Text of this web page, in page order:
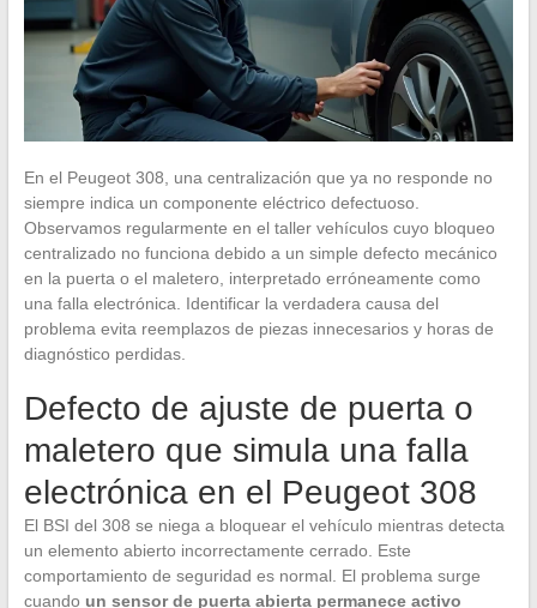
En el Peugeot 308, una centralización que ya no responde no
siempre indica un componente eléctrico defectuoso.
Observamos regularmente en el taller vehículos cuyo bloqueo
centralizado no funciona debido a un simple defecto mecánico
en la puerta o el maletero, interpretado erróneamente como
una falla electrónica. Identificar la verdadera causa del
problema evita reemplazos de piezas innecesarios y horas de
diagnóstico perdidas.
Defecto de ajuste de puerta o
maletero que simula una falla
electrónica en el Peugeot 308
El BSI del 308 se niega a bloquear el vehículo mientras detecta
un elemento abierto incorrectamente cerrado. Este
comportamiento de seguridad es normal. El problema surge
cuando un sensor de puerta abierta permanece activo